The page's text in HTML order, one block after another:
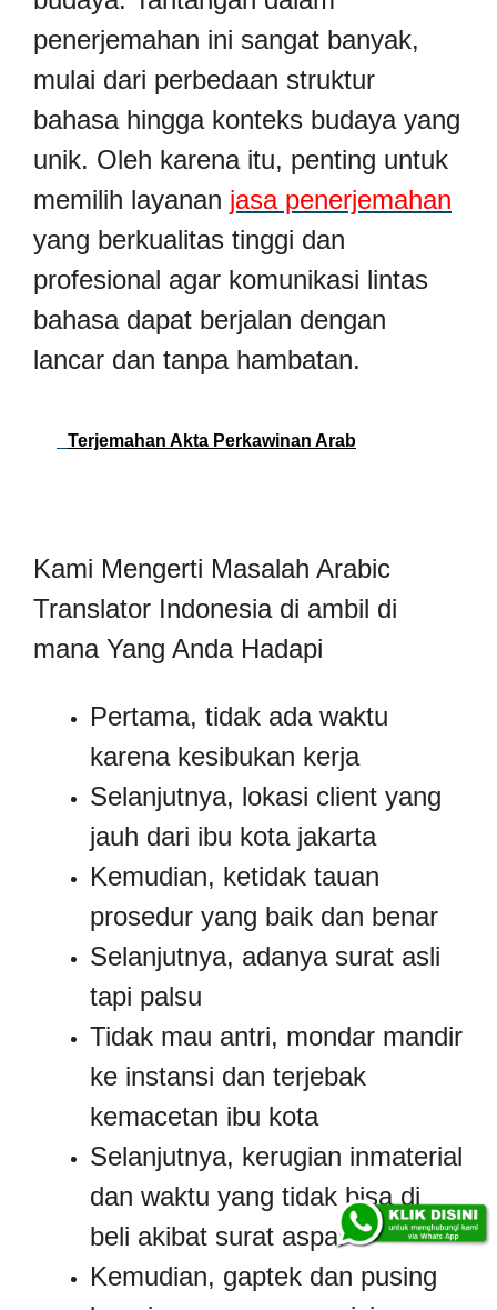
penerjemahan ini sangat banyak,
mulai dari perbedaan struktur
bahasa hingga konteks budaya yang
unik. Oleh karena itu, penting untuk
memilih layanan jasa penerjemahan
yang berkualitas tinggi dan
profesional agar komunikasi lintas
bahasa dapat berjalan dengan
lancar dan tanpa hambatan.
Terjemahan Akta Perkawinan Arab
Kami Mengerti Masalah Arabic
Translator Indonesia di ambil di
mana Yang Anda Hadapi
Pertama, tidak ada waktu
karena kesibukan kerja
Selanjutnya, lokasi client yang
jauh dari ibu kota jakarta
Kemudian, ketidak tauan
prosedur yang baik dan benar
Selanjutnya, adanya surat asli
tapi palsu
Tidak mau antri, mondar mandir
ke instansi dan terjebak
kemacetan ibu kota
Selanjutnya, kerugian inmaterial
dan waktu yang tidak bisa di
beli akibat surat aspal
Kemudian, gaptek dan pusing